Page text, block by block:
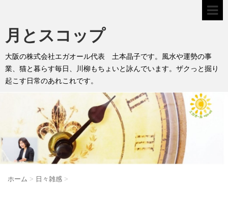
月とスコップ
大阪の株式会社エガオール代表 土本晶子です。風水や運勢の事
業、猫と暮らす毎日、川柳もちょいと詠んでいます。ザクっと掘り
起こす日常のあれこれです。
ホーム > 日々雑感 >